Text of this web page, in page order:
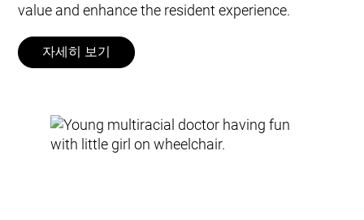
value and enhance the resident experience.
자세히 보기